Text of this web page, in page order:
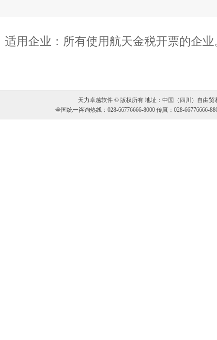
适用企业：所有使用航天金税开票的企
天力卓越软件 © 版权所有 地址：中国（四川）自由
全国统一咨询热线：028-66776666-8000 传真：028-66776666-